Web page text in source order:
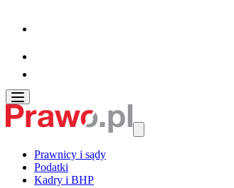
Prawnicy i sądy
Podatki
Kadry i BHP